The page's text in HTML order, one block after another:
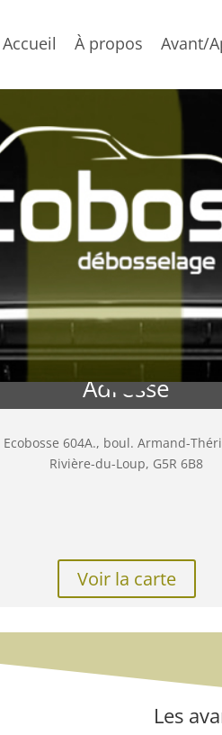
Accueil À propos Avant/

Adresse
Ecobosse 604A., boul. Armand-
Rivière-du-Loup, G5R 6B8
Voir la carte
Les